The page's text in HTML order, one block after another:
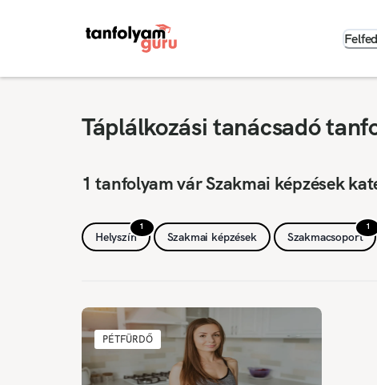
Táplálkozási tanácsadó
1 tanfolyam vár Szakmai képzések
1
Helyszín Szakmai képzések
1
Szakmacsoport
PÉTFÜRDŐ